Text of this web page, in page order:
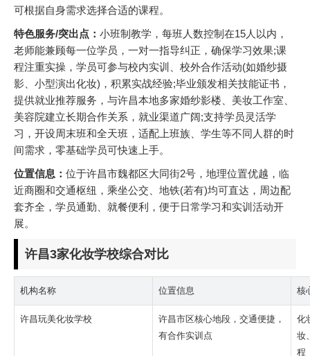
可根据自身需求选择合适的课程。
特色服务/突出点： 小班制教学，每班人数控制在15人以内，
老师能兼顾每一位学员，一对一指导纠正，确保学习效果;课
程注重实操，学员可参与校内实训、校外合作活动(如婚纱摄
影、小型演出化妆)，积累实战经验;毕业颁发相关技能证书，
提供就业推荐服务，与许昌本地多家婚纱影楼、美妆工作室、
美容院建立长期合作关系，就业渠道广阔;支持学员灵活学
习，开设周末班和全天班，适配上班族、学生等不同人群的时
间需求，零基础学员可快速上手。
位置信息： 位于许昌市魏都区大同街2号，地理位置优越，临
近商圈和交通枢纽，乘坐公交、地铁(若有)均可直达，周边配
套齐全，学员通勤、就餐便利，便于日常学习和实训活动开
展。
许昌3家化妆学校综合对比
机构名称 位置信息 核
许昌玩美化妆学校
许昌市区核心地段，交通便捷，
有合作实训点
化
妆
程